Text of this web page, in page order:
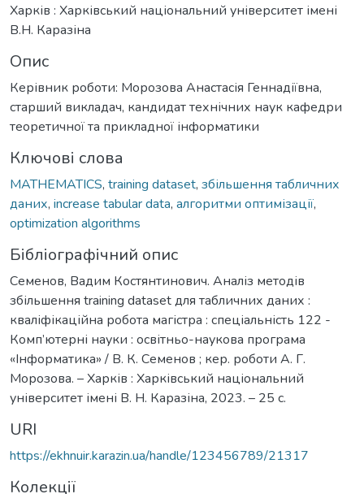
Харків : Харківський національний університет імені
В.Н. Каразіна
Опис
Керівник роботи: Морозова Анастасія Геннадіївна,
старший викладач, кандидат технічних наук кафедри
теоретичної та прикладної інформатики
Ключові слова
MATHEMATICS, training dataset, збільшення табличних
даних, increase tabular data, алгоритми оптимізації,
optimization algorithms
Бібліографічний опис
Семенов, Вадим Костянтинович. Аналіз методів
збільшення training dataset для табличних даних :
кваліфікаційна робота магістра : спеціальність 122 -
Комп’ютерні науки : освітньо-наукова програма
«Інформатика» / В. К. Семенов ; кер. роботи А. Г.
Морозова. – Харків : Харківський національний
університет імені В. Н. Каразіна, 2023. – 25 с.
URI
https://ekhnuir.karazin.ua/handle/123456789/21317
Колекції